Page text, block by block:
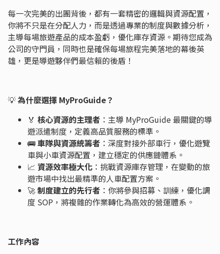
每一次完美的出團背後，都有一套精密的邏輯與資源配置，
你將不只是在分配人力，而是透過專業的制度與數據分析，
主導每場旅遊產品的成本盈虧，優化庫存資源。期待您成為
公司的守門員，同時也是確保每場旅程完美落地的幕後英
雄，更是導遊夥伴們最信賴的後盾！
💡為什麼選擇 MyProGuide？
🏅 核心資源的主理者 ：主導 MyProGuide 最關鍵的導
遊派遣制度，定義高品質服務的標準。
🚌車隊與資源統籌者 ：深度對接外部車行，優化遊覽
車與小車資源配置，建立穩定的供應鏈體系。
📈 資源效率極大化 ：挑戰資源庫存管理，在變動的旅
遊市場中找出最精準的人車配置方案。
🚀制度建立的先行者 ：你將參與招募、訓練，優化調
度 SOP，將複雜的作業轉化為高效的營運體系。
工作內容